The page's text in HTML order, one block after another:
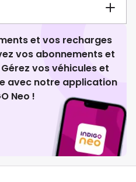
et vos recharges
vos abonnements et
vos véhicules et
avec notre application
Neo !